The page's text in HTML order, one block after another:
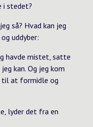
i stedet?
så? Hvad kan jeg
uddyber:
havde mistet, satte
kan. Og jeg kom
at formidle og
lyder det fra en